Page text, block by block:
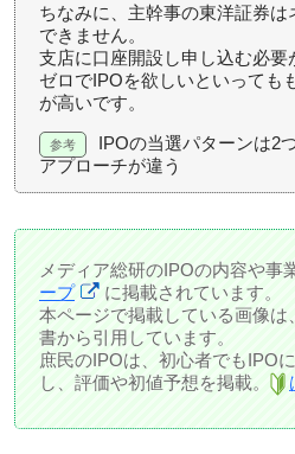
ちなみに、主幹事の東洋証券
できません。
支店に口座開設し申し込む必
ゼロでIPOを欲しいといっても
が高いです。
IPOの当選パターンは2
アプローチが違う
メディア総研のIPOの内容や事
ープ
に掲載されています。
本ページで掲載している画像は
書から引用しています。
庶民のIPOは、初心者でもIPO
し、評価や初値予想を掲載。